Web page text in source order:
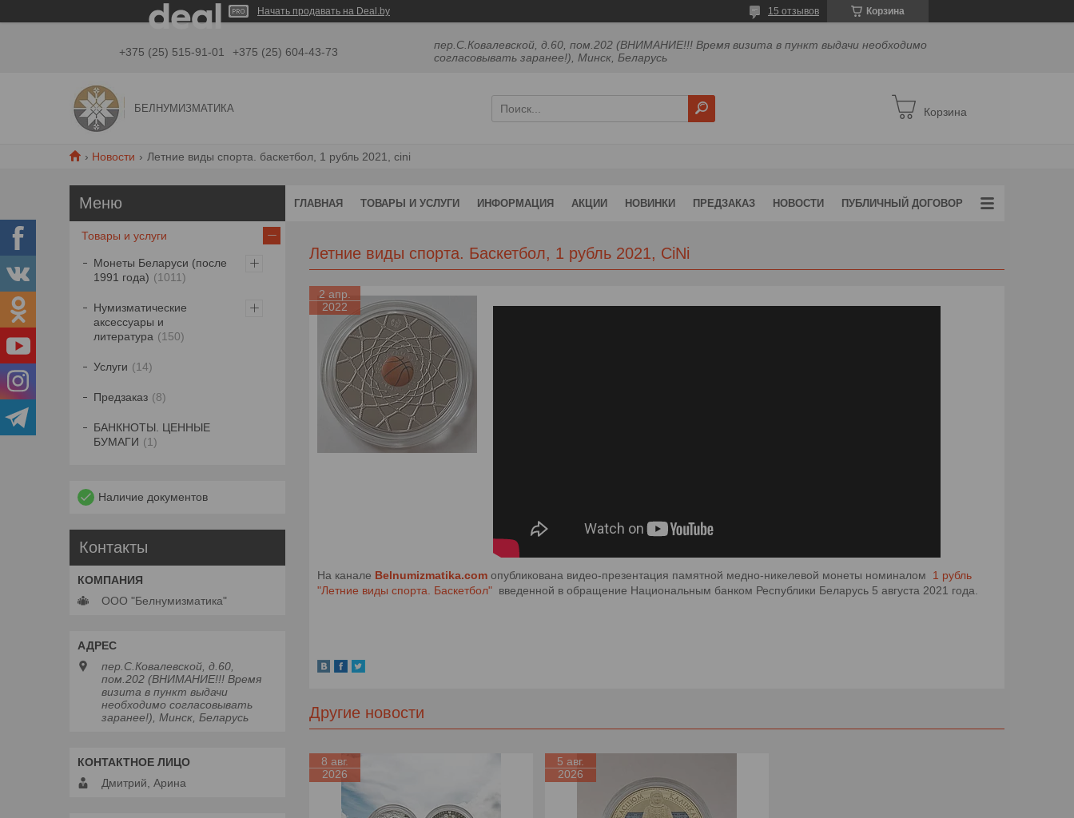
Начать продавать на Deal.by Корзина
15 отзывов
+375 (25) 515-91-01 +375 (25) 604-43-73
пер.С.Ковалевской, д.60, пом.202 (ВНИМАНИЕ!!! Время визита в пункт выдачи необходимо
согласовывать заранее!), Минск, Беларусь
БЕЛНУМИЗМАТИКА Корзина
Новости Летние виды спорта. баскетбол, 1 рубль 2021, cini
ГЛАВНАЯ ТОВАРЫ И УСЛУГИ ИНФОРМАЦИЯ АКЦИИ НОВИНКИ ПРЕДЗАКАЗ НОВОСТИ ПУБЛИЧНЫЙ ДОГОВОР
Летние виды спорта. Баскетбол, 1 рубль 2021, CiNi
2 апр.
2022
На канале Belnumizmatika.com опубликована видео-презентация памятной медно-никелевой монеты номиналом 1 рубль
"Летние виды спорта. Баскетбол" введенной в обращение Национальным банком Республики Беларусь 5 августа 2021 года.
Другие новости
8 авг.
2026
5 авг.
2026
Товары и услуги
Монеты Беларуси (после
1991 года)
1011
Нумизматические
аксессуары и
литература
150
Услуги 14
Предзаказ 8
БАНКНОТЫ. ЦЕННЫЕ
БУМАГИ
1
Наличие документов
Контакты
ООО "Белнумизматика"
пер.С.Ковалевской, д.60,
пом.202 (ВНИМАНИЕ!!! Время
визита в пункт выдачи
необходимо согласовывать
заранее!), Минск, Беларусь
Дмитрий, Арина